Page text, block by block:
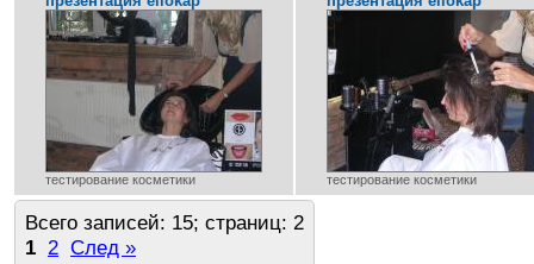
тестирование косметики тестирование косметики
Всего записей: 15; страниц: 2
1 2 След »